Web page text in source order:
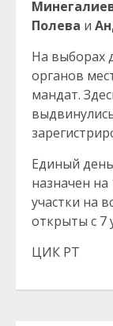
Полева и
На выборах
органов
мандат.
Единый
назначен на
участки на
открыты с 7
ЦИК РТ